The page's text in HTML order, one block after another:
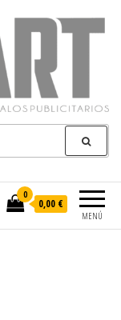
textil publicitario y regalos
en móstoles
MENÚ
0
0,00 €